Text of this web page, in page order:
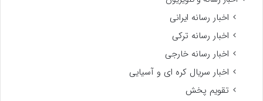
اخبار رسانه ایرانی
اخبار رسانه ترکی
اخبار رسانه خارجی
اخبار سریال کره ای و آسیایی
تقویم پخش